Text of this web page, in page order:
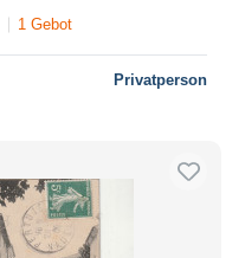
1 Gebot
Privatperson